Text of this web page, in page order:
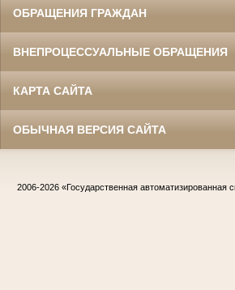
ОБРАЩЕНИЯ ГРАЖДАН
ВНЕПРОЦЕССУАЛЬНЫЕ ОБРАЩЕНИЯ
КАРТА САЙТА
ОБЫЧНАЯ ВЕРСИЯ САЙТА
2006-2026 «Государственная